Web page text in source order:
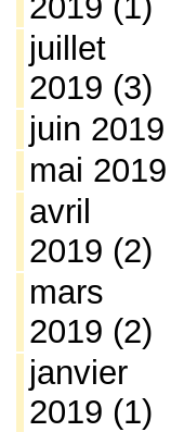
juillet
2019 (3)
juin 2019
mai 2019
avril
2019 (2)
mars
2019 (2)
janvier
2019 (1)